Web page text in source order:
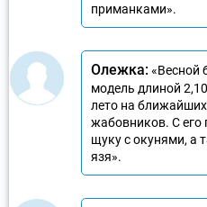
приманками».
Олежка:«Весной
модель длиной
лето на
жабовников. С
щуку с окунями, а
язя».